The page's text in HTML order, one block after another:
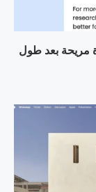
مريحة بعد طول